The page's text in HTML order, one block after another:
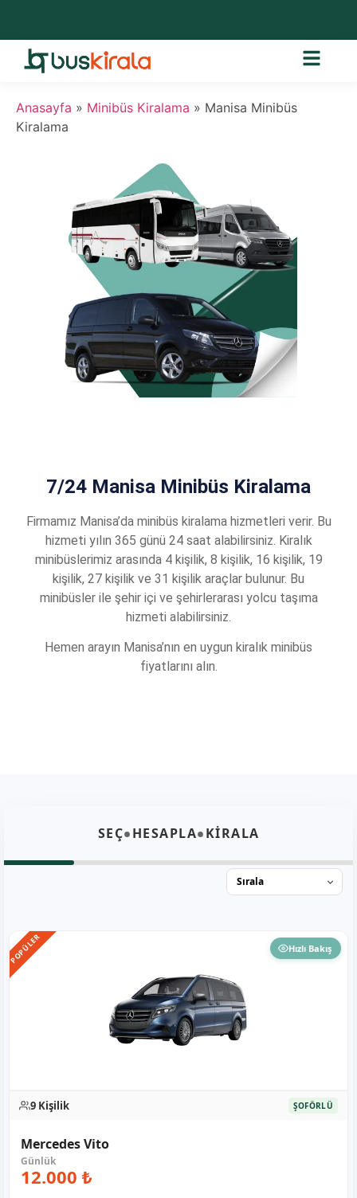
Anasayfa » Minibüs Kiralama » Manisa Minibüs
Kiralama
7/24 Manisa Minibüs Kiralama
Firmamız Manisa’da minibüs kiralama hizmetleri verir. Bu
hizmeti yılın 365 günü 24 saat alabilirsiniz. Kiralık
minibüslerimiz arasında 4 kişilik, 8 kişilik, 16 kişilik, 19
kişilik, 27 kişilik ve 31 kişilik araçlar bulunur. Bu
minibüsler ile şehir içi ve şehirlerarası yolcu taşıma
hizmeti alabilirsiniz.
Hemen arayın Manisa’nın en uygun kiralık minibüs
fiyatlarını alın.
SEÇ•HESAPLA•KİRALA
POPÜLER Hızlı Bakış
9 Kişilik ŞOFÖRLÜ
Mercedes Vito
12.000 ₺